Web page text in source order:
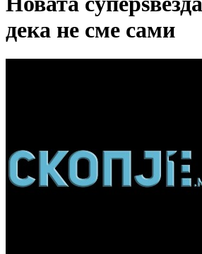
дека не сме сами